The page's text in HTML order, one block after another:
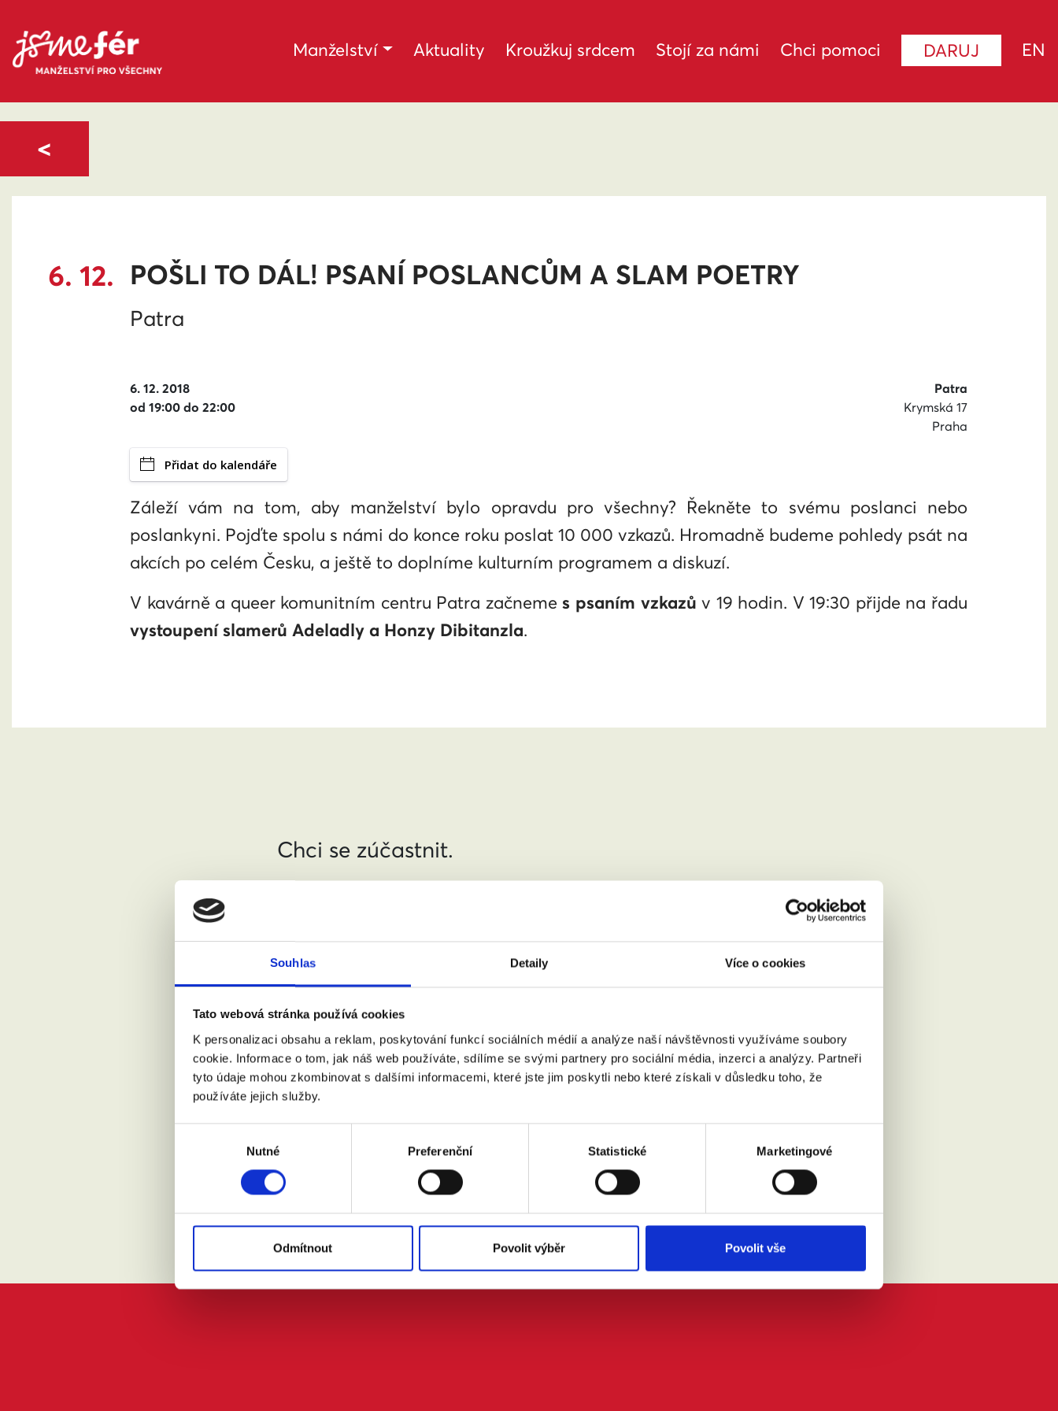
Souhlas Detaily Více o cookies
Tato webová stránka používá cookies
K personalizaci obsahu a reklam, poskytování funkcí sociálních médií a analýze naší návštěvnosti využíváme soubory
cookie. Informace o tom, jak náš web používáte, sdílíme se svými partnery pro sociální média, inzerci a analýzy. Partneři
tyto údaje mohou zkombinovat s dalšími informacemi, které jste jim poskytli nebo které získali v důsledku toho, že
používáte jejich služby.
Nutné Preferenční Statistické Marketingové
Odmítnout Povolit výběr Povolit vše
Manželství Aktuality Kroužkuj srdcem Stojí za námi Chci pomoci DARUJ EN
6. 12. POŠLI TO DÁL! PSANÍ POSLANCŮM A SLAM POETRY
Patra
6. 12. 2018
od 19:00 do 22:00
Patra
Krymská 17
Praha
Přidat do kalendáře
Záleží vám na tom, aby manželství bylo opravdu pro všechny? Řekněte to svému poslanci nebo
poslankyni. Pojďte spolu s námi do konce roku poslat 10 000 vzkazů. Hromadně budeme pohledy psát na
akcích po celém Česku, a ještě to doplníme kulturním programem a diskuzí.
V kavárně a queer komunitním centru Patra začnemes psaním vzkazů v 19 hodin. V 19:30 přijde na řadu
vystoupení slamerů Adeladly a Honzy Dibitanzla.
<
Chci se zúčastnit.
Váš email:
Kde žijete?(město, PSČ)
Přijdu s doprovodem.
Souhlasím se zpracováním osobních údajů podle zákona č. 101/2000 Sb.